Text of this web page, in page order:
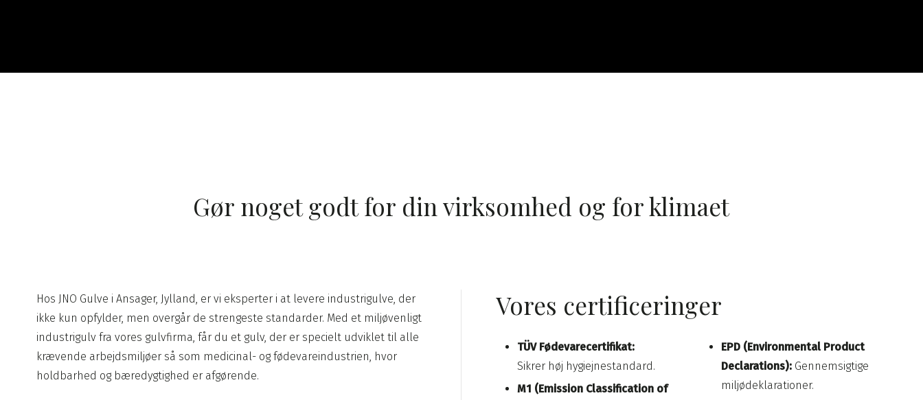
Gør noget godt for din virksomhed og for klimaet
Hos JNO Gulve i Ansager, Jylland, er vi eksperter i at levere industrigulve, der
ikke kun opfylder, men overgår de strengeste standarder. Med et miljøvenligt
industrigulv fra vores gulvfirma, får du et gulv, der er specielt udviklet til alle
krævende arbejdsmiljøer så som medicinal- og fødevareindustrien, hvor
holdbarhed og bæredygtighed er afgørende.
Vores certificeringer
TÜV Fødevarecertifikat:
​Sikrer høj hygiejnestandard.
M1 (Emission Classification of
EPD (Environmental Product
Declarations): Gennemsigtige
miljødeklarationer.